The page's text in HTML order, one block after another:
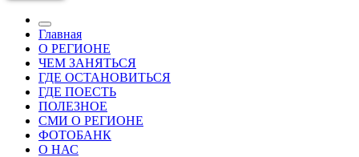
Главная
О РЕГИОНЕ
ЧЕМ ЗАНЯТЬСЯ
ГДЕ ОСТАНОВИТЬСЯ
ГДЕ ПОЕСТЬ
ПОЛЕЗНОЕ
СМИ О РЕГИОНЕ
ФОТОБАНК
О НАС